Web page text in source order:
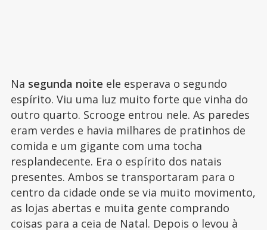
Na segunda noite ele esperava o segundo
espírito. Viu uma luz muito forte que vinha do
outro quarto. Scrooge entrou nele. As paredes
eram verdes e havia milhares de pratinhos de
comida e um gigante com uma tocha
resplandecente. Era o espírito dos natais
presentes. Ambos se transportaram para o
centro da cidade onde se via muito movimento,
as lojas abertas e muita gente comprando
coisas para a ceia de Natal. Depois o levou à